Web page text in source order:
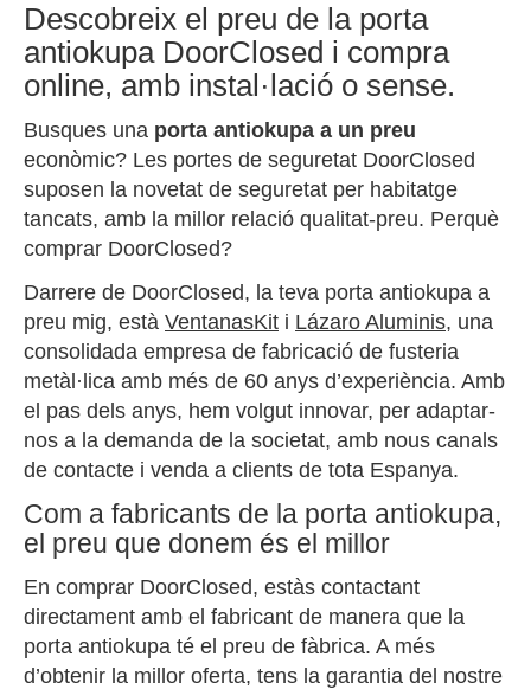
Descobreix el preu de la porta
antiokupa DoorClosed i compra
online, amb instal·lació o sense.
Busques una porta antiokupa a un preu
econòmic? Les portes de seguretat DoorClosed
suposen la novetat de seguretat per habitatge
tancats, amb la millor relació qualitat-preu. Perquè
comprar DoorClosed?
Darrere de DoorClosed, la teva porta antiokupa a
preu mig, està VentanasKit i Lázaro Aluminis, una
consolidada empresa de fabricació de fusteria
metàl·lica amb més de 60 anys d’experiència. Amb
el pas dels anys, hem volgut innovar, per adaptar-
nos a la demanda de la societat, amb nous canals
de contacte i venda a clients de tota Espanya.
Com a fabricants de la porta antiokupa,
el preu que donem és el millor
En comprar DoorClosed, estàs contactant
directament amb el fabricant de manera que la
porta antiokupa té el preu de fàbrica. A més
d’obtenir la millor oferta, tens la garantia del nostre